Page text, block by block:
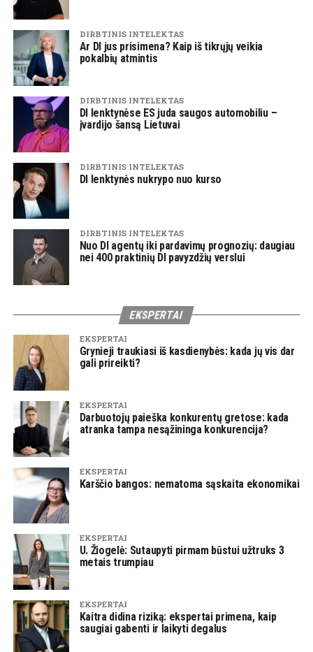
DIRBTINIS INTELEKTAS
Ar DI jus prisimena? Kaip iš tikrųjų veikia
pokalbių atmintis
DIRBTINIS INTELEKTAS
DI lenktynėse ES juda saugos automobiliu –
įvardijo šansą Lietuvai
DIRBTINIS INTELEKTAS
DI lenktynės nukrypo nuo kurso
DIRBTINIS INTELEKTAS
Nuo DI agentų iki pardavimų prognozių: daugiau
nei 400 praktinių DI pavyzdžių verslui
EKSPERTAI
EKSPERTAI
Grynieji traukiasi iš kasdienybės: kada jų vis dar
gali prireikti?
EKSPERTAI
Darbuotojų paieška konkurentų gretose: kada
atranka tampa nesąžininga konkurencija?
EKSPERTAI
Karščio bangos: nematoma sąskaita ekonomikai
EKSPERTAI
U. Žiogelė: Sutaupyti pirmam būstui užtruks 3
metais trumpiau
EKSPERTAI
Kaitra didina riziką: ekspertai primena, kaip
saugiai gabenti ir laikyti degalus